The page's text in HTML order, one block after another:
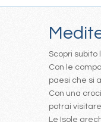
Scopri
Con le
paesi che si
Con una
potrai
Le Isole